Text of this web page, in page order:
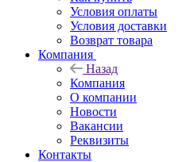
Условия оплаты
Условия доставки
Возврат товара
Компания
Назад
Компания
О компании
Новости
Вакансии
Реквизиты
Контакты